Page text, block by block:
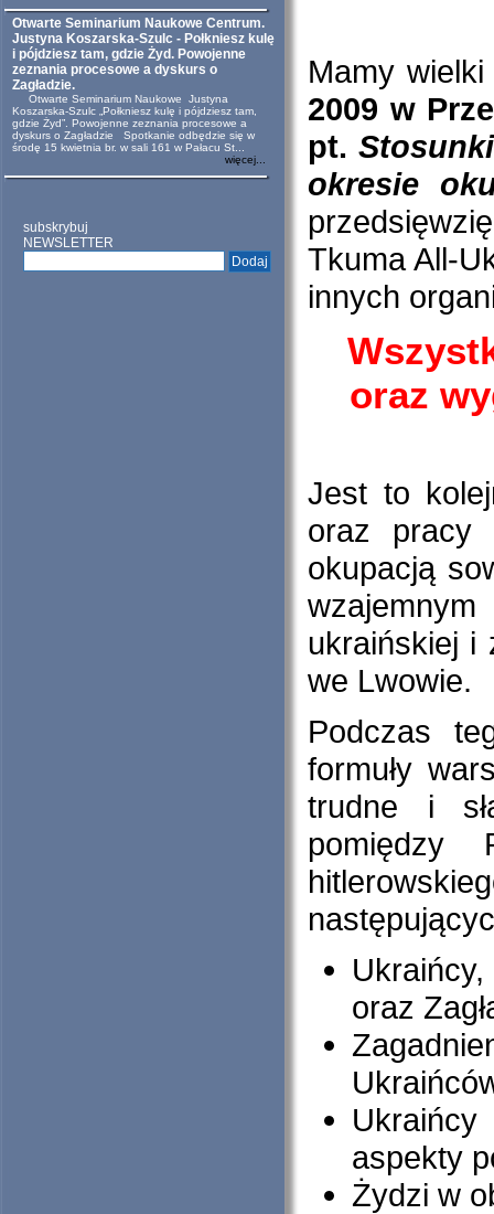
Otwarte Seminarium Naukowe Centrum.
Justyna Koszarska-Szulc - Połkniesz kulę
i pójdziesz tam, gdzie Żyd. Powojenne
zeznania procesowe a dyskurs o
Zagładzie.
Otwarte Seminarium Naukowe Justyna
Koszarska-Szulc „Połkniesz kulę i pójdziesz tam,
gdzie Żyd”. Powojenne zeznania procesowe a
dyskurs o Zagładzie Spotkanie odbędzie się w
środę 15 kwietnia br. w sali 161 w Pałacu St...
więcej...
subskrybuj
NEWSLETTER
Mamy
2009 w
pt.
okresie
Tkuma All-
innych
oraz
Jest to
oraz pracy
okupacją
ukraińskiej i
we Lwowie.
Podczas
formuły
trudne i
pomiędzy
oraz
aspekty
Żydzi w